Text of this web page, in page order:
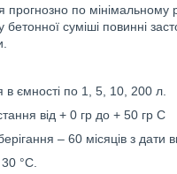
прогнозно по
суміші повинні
ємності по 1, 5, 10, 200 л.
від + 0 гр до + 50 гр С
– 60 місяців з дати
°С.